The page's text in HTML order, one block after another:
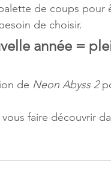
de coups pour
de choisir.
année =
de Neon Abyss 2
faire découvrir